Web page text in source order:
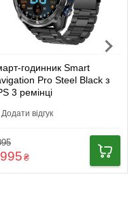
годинник Smart
Pro Steel Black з
3 ремінці
Додати відгук
₴